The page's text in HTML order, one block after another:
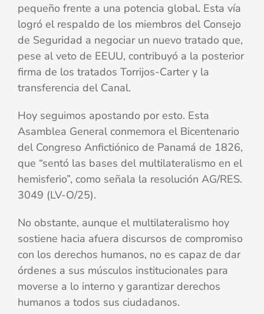
pequeño frente a una potencia global. Esta vía
logró el respaldo de los miembros del Consejo
de Seguridad a negociar un nuevo tratado que,
pese al veto de EEUU, contribuyó a la posterior
firma de los tratados Torrijos-Carter y la
transferencia del Canal.
Hoy seguimos apostando por esto. Esta
Asamblea General conmemora el Bicentenario
del Congreso Anfictiónico de Panamá de 1826,
que “sentó las bases del multilateralismo en el
hemisferio”, como señala la resolución AG/RES.
3049 (LV-O/25).
No obstante, aunque el multilateralismo hoy
sostiene hacia afuera discursos de compromiso
con los derechos humanos, no es capaz de dar
órdenes a sus músculos institucionales para
moverse a lo interno y garantizar derechos
humanos a todos sus ciudadanos.